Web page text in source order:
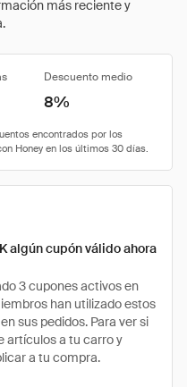
más reciente y
Descuento medio
8%
algún cupón válido ahora
3 cupones activos en
han utilizado estos
sus pedidos. Para ver si
artículos a tu carro y
a tu compra.